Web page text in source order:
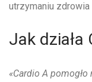
utrzymaniu
Jak działa
«Cardio A